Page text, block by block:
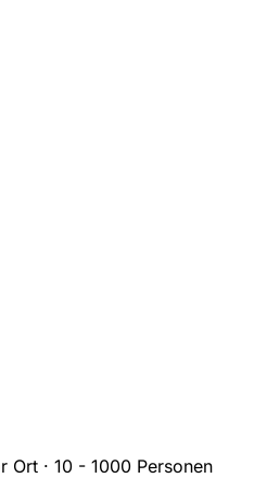
Ort · 10 - 1000 Personen